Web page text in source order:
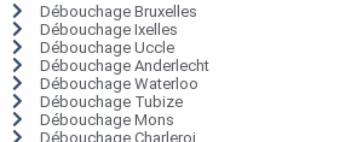
Débouchage Bruxelles
Débouchage Ixelles
Débouchage Uccle
Débouchage Anderlecht
Débouchage Waterloo
Débouchage Tubize
Débouchage Mons
Débouchage Charleroi